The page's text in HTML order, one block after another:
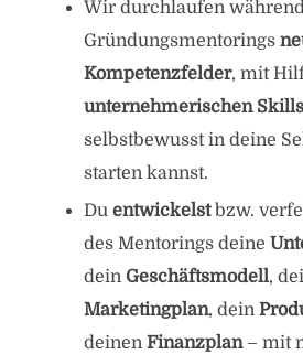
Wir durchlaufen
Gründungsmentorings
Kompetenzfelder, mit
unternehmerischen Skills
selbstbewusst in deine
starten kannst.
Du entwickelstbzw.
des Mentorings deine
dein Geschäftsmodell,
Marketingplan, dein
deinen Finanzplan– mit